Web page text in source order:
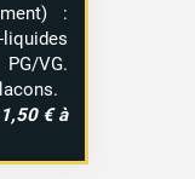
:
VG.
€ à